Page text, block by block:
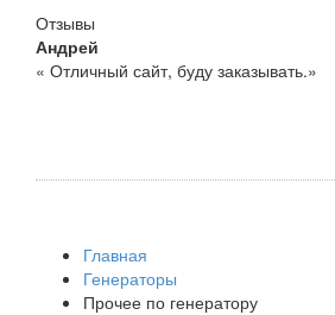
Отзывы
Андрей
« Отличный сайт, буду заказывать.»
Главная
Генераторы
Прочее по генератору